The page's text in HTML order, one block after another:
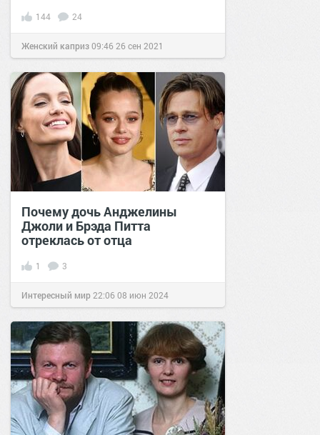
144 24
Женский каприз09:46 26 сен 2021
Почему дочь Анджелины
Джоли и Брэда Питта
отреклась от отца
1 3
Интересный мир 22:0608 июн 2024